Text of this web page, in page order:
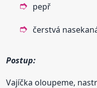
pepř
čerstvá
Postup:
Vajíčka oloupeme,